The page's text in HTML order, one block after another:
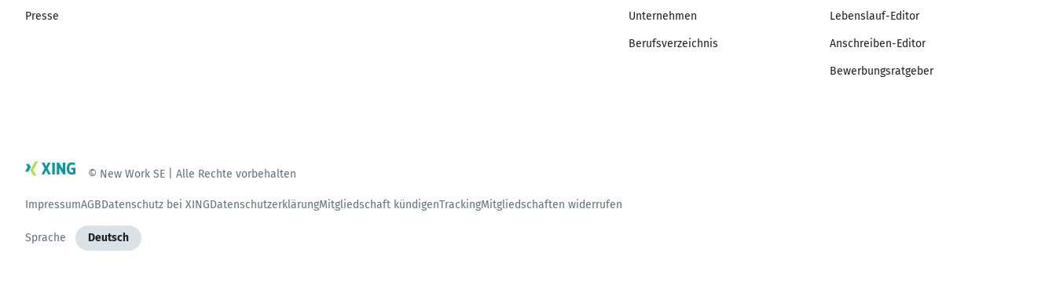
Presse Unternehmen
Berufsverzeichnis
Lebenslauf-Editor
Anschreiben-Editor
Bewerbungsratgeber
© New Work SE | Alle Rechte vorbehalten
ImpressumAGBDatenschutz bei XINGDatenschutzerklärungMitgliedschaft kündigenTrackingMitgliedschaften widerrufen
Sprache Deutsch